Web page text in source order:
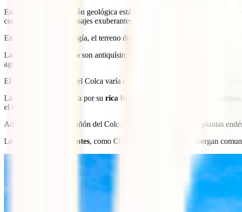
Esta magnífica formación geológica está situada en la
cordillera de los
contribuyendo a los paisajes exuberantes y fértiles de la región.
En cuanto a su morfología, el terreno del cañón es variado y dramático,
Las
terrazas de cultivo son antiquísimas y forman parte del legado
agricultores locales.
El
en el Cañón del Colca varía con la altitud, desde condiciones
La zona también destaca por su rica biodiversidad
. Los cóndores
el cañón.
Además, la flora del Cañón del Colca incluye una variedad de plantas
Los
pueblos circundantes, como Chivay y Cabanaconde, albergan